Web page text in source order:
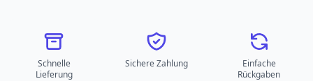
Schnelle
Lieferung
Sichere Zahlung
Einfache
Rückgaben